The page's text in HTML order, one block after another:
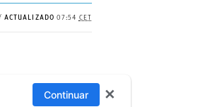
ACTUALIZADO 07:54 CET
Continuar ✕